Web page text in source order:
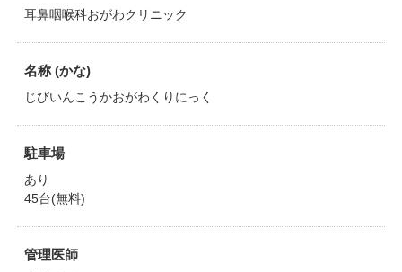
耳鼻咽喉科おがわクリニック
名称 (かな)
じびいんこうかおがわくりにっく
駐車場
あり
45台(無料)
管理医師